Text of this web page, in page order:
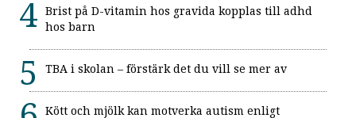
Brist på D-vitamin hos gravida kopplas till adhd
hos barn
TBA i skolan – förstärk det du vill se mer av
Kött och mjölk kan motverka autism enligt